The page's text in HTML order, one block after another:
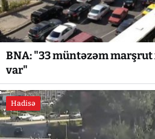
BNA: "33 müntəzəm
var"
Hadisə